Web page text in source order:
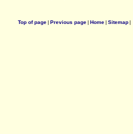
Top of page| Previous page| Home| Sitemap|